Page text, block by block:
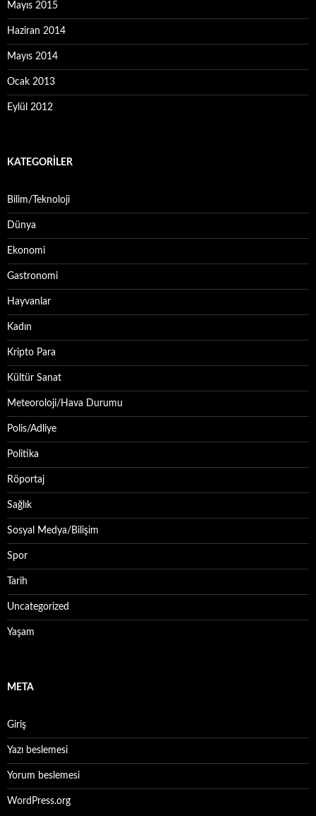
Mayıs 2015
Haziran 2014
Mayıs 2014
Ocak 2013
Eylül 2012
KATEGORILER
Bilim/Teknoloji
Dünya
Ekonomi
Gastronomi
Hayvanlar
Kadın
Kripto Para
Kültür Sanat
Meteoroloji/Hava Durumu
Polis/Adliye
Politika
Röportaj
Sağlık
Sosyal Medya/Bilişim
Spor
Tarih
Uncategorized
Yaşam
META
Giriş
Yazı beslemesi
Yorum beslemesi
WordPress.org